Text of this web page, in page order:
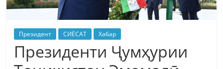
Президент СИЁСАТ Хабар
Президенти Ҷумҳурии